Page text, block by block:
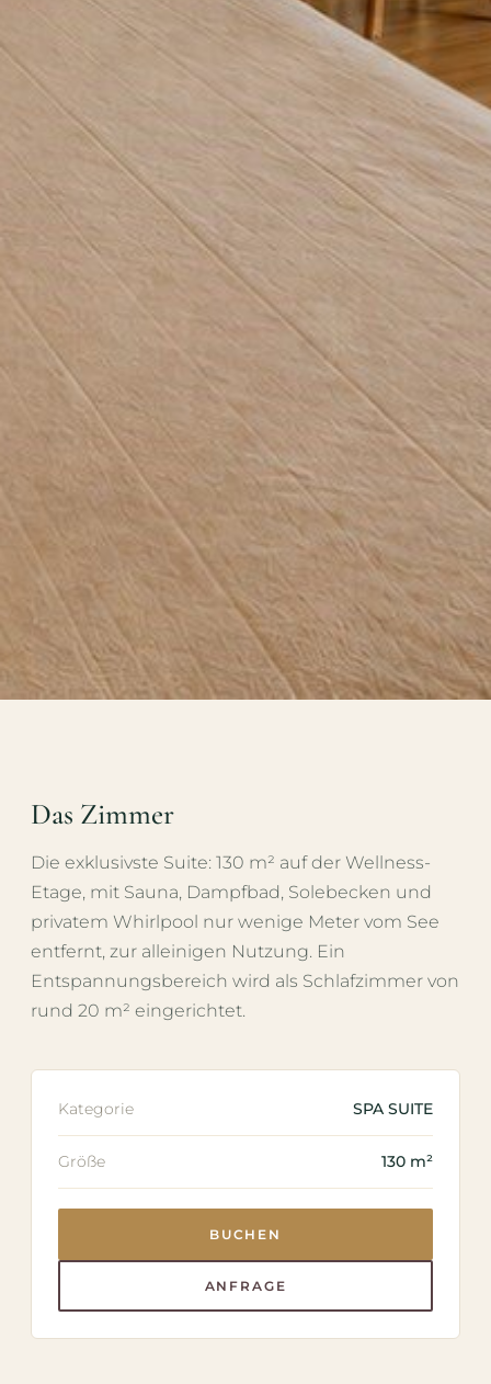
Das Zimmer
Die exklusivste Suite: 130 m² auf der Wellness-
Etage, mit Sauna, Dampfbad, Solebecken und
privatem Whirlpool nur wenige Meter vom See
entfernt, zur alleinigen Nutzung. Ein
Entspannungsbereich wird als Schlafzimmer von
rund 20 m² eingerichtet.
Kategorie SPA SUITE
Größe 130 m²
BUCHEN
ANFRAGE